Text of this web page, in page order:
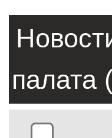
палата